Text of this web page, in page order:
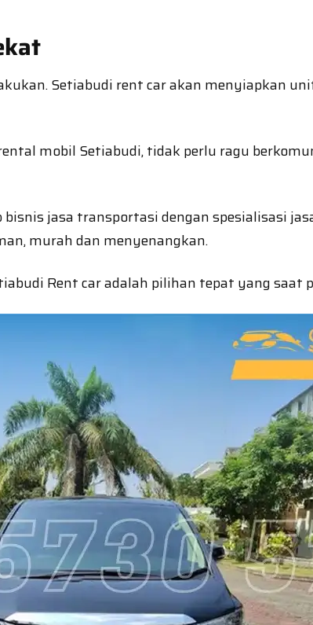
Setiabudi rent car akan menyiapkan
mobil Setiabudi, tidak perlu ragu
jasa transportasi dengan spesialisasi
murah dan menyenangkan.
Rent car adalah pilihan tepat yang saat